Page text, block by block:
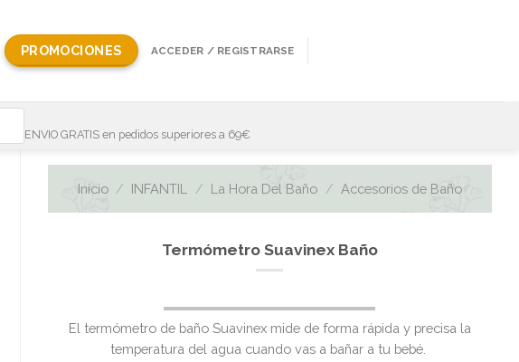
PROMOCIONES ACCEDER / REGISTRARSE
ENVIO GRATIS en pedidos superiores a 69€
Inicio / INFANTIL / La Hora Del Baño / Accesorios de Baño
Termómetro Suavinex Baño
El termómetro de baño Suavinex mide de forma rápida y precisa la
temperatura del agua cuando vas a bañar a tu bebé.